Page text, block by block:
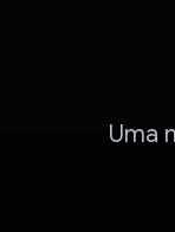
Uma